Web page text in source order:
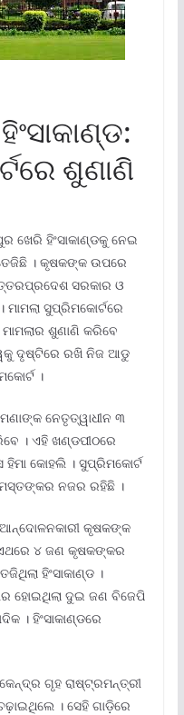
ଶୁଣାଣି
ହିଂସାକାଣ୍ଡକୁ ନେଇ
। କୃଷକଙ୍କ ଉପରେ
ସରକାର ଓ
ମାମଲା ସୁପ୍ରିମକୋର୍ଟରେ
ଶୁଣାଣି କରିବେ
ଦୃଷ୍ଟିରେ ରଖି ନିଜ ଆଡୁ
।
ନେତୃତ୍ୱାଧୀନ ୩
। ଏହି ଖଣ୍ଡପୀଠରେ
କୋହଲି । ସୁପ୍ରିମକୋର୍ଟ
ନଜର ରହିଛି ।
କୃଷକଙ୍କ
୪ ଜଣ କୃଷକଙ୍କର
ହିଂସାକାଣ୍ଡ ।
ହୋଇଥିଲା ଦୁଇ ଜଣ ବିଜେପି
। ହିଂସାକାଣ୍ଡରେ
ଗୃହ ରାଷ୍ଟ୍ରମନ୍ତ୍ରୀ
। ସେହି ଗାଡ଼ିରେ